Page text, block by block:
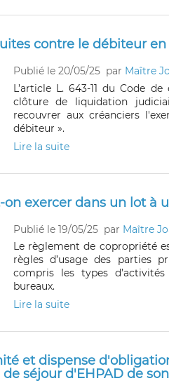
contre le débiteur
Publié le 20/05/25 par Maître
L’article L. 643-11 du Code
clôture de liquidation
recouvrer aux créanciers
débiteur ».
Lire la suite
exercer dans un lot à
Publié le 19/05/25 par Maître
Le règlement de copropriété
règles d’usage des parties
compris les types
bureaux.
Lire la suite
et dispense
séjour d'EHPAD de